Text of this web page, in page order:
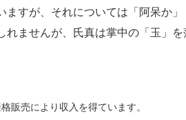
すが、それについては「阿呆か」
ませんが、氏真は掌中の「玉」を
販売により収入を得ています。